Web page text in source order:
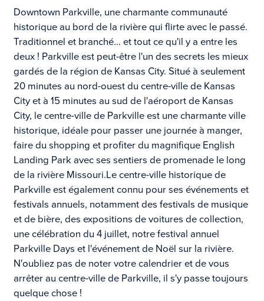
Downtown Parkville, une charmante communauté
historique au bord de la rivière qui flirte avec le passé.
Traditionnel et branché... et tout ce qu'il y a entre les
deux ! Parkville est peut-être l'un des secrets les mieux
gardés de la région de Kansas City. Situé à seulement
20 minutes au nord-ouest du centre-ville de Kansas
City et à 15 minutes au sud de l'aéroport de Kansas
City, le centre-ville de Parkville est une charmante ville
historique, idéale pour passer une journée à manger,
faire du shopping et profiter du magnifique English
Landing Park avec ses sentiers de promenade le long
de la rivière Missouri.Le centre-ville historique de
Parkville est également connu pour ses événements et
festivals annuels, notamment des festivals de musique
et de bière, des expositions de voitures de collection,
une célébration du 4 juillet, notre festival annuel
Parkville Days et l'événement de Noël sur la rivière.
N'oubliez pas de noter votre calendrier et de vous
arrêter au centre-ville de Parkville, il s'y passe toujours
quelque chose !